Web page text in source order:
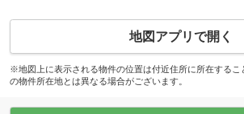
地図アプリで開く
※地図上に表示される物件の位置は付近住所に所在するこ
の物件所在地とは異なる場合がございます。